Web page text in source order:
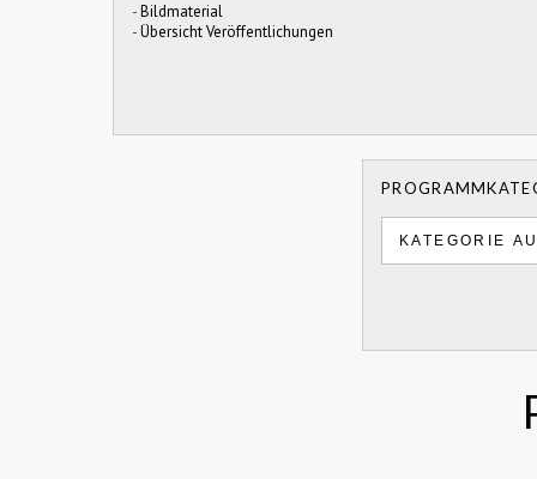
-Bildmaterial
-Übersicht Veröffentlichungen